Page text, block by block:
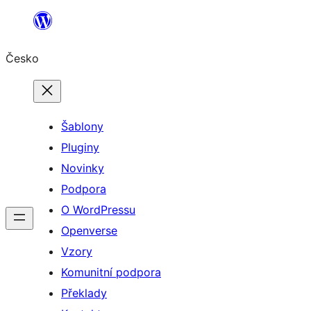
Přeskočit
obsah
Česko
Šablony
Pluginy
Novinky
Podpora
O WordPressu
Openverse
Vzory
Komunitní podpora
Překlady